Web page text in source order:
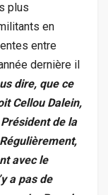
plus
en
entre
dernière il
dire, que ce
Cellou Dalein,
de la
avec le
a pas de